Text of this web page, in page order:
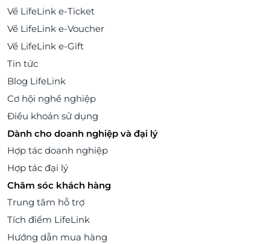
Về LifeLink e-Ticket
Về LifeLink e-Voucher
Về LifeLink e-Gift
Tin tức
Blog LifeLink
Cơ hội nghề nghiệp
Điều khoản sử dụng
Dành cho doanh nghiệp và đại lý
Hợp tác doanh nghiệp
Hợp tác đại lý
Chăm sóc khách hàng
Trung tâm hỗ trợ
Tích điểm LifeLink
Hướng dẫn mua hàng